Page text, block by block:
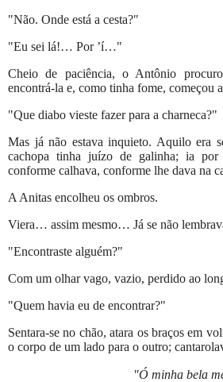
"Não. Onde está a cesta?"
"Eu sei lá!… Por ’í…"
Cheio de paciência, o Antônio
encontrá-la e, como tinha fome, começou
"Que diabo vieste fazer para a charneca?"
Mas já não estava inquieto. Aquilo era
cachopa tinha juízo de galinha; ia
conforme calhava, conforme lhe dava na
A Anitas encolheu os ombros.
Viera… assim mesmo… Já se não
"Encontraste alguém?"
Com um olhar vago, vazio, perdido ao
"Quem havia eu de encontrar?"
Sentara-se no chão, atara os braços em
o corpo de um lado para o outro;
"Ó minha bela